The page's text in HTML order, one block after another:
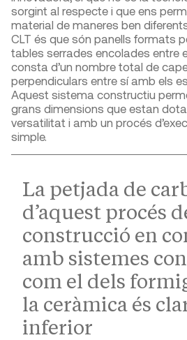
sorgint al respecte i que ens
material de maneres ben
CLT és que són panells formats
tables serrades encolades entre
consta d’un nombre total de
perpendiculars entre sí amb els
Aquest sistema constructiu
grans dimensions que estan
versatilitat i amb un procés
simple.
La petjada de
d’aquest procés
construcció en
amb sistemes
com el dels
la ceràmica és
inferior